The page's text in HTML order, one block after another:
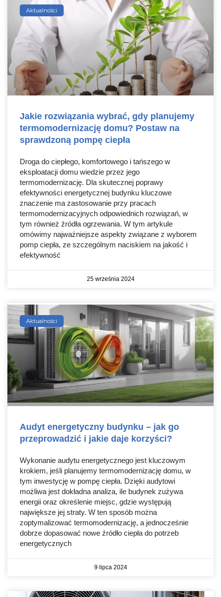
Aktualności
Jakie rozwiązania wybrać, gdy planujemy
termomodernizację domu? Postaw na
sprawdzoną pompę ciepła
Droga do ciepłego, komfortowego i tańszego w
eksploatacji domu wiedzie przez jego
termomodernizację. Dla skutecznej poprawy
efektywności energetycznej budynku kluczowe
znaczenie ma zastosowanie przy pracach
termomodernizacyjnych odpowiednich rozwiązań, w
tym również źródła ogrzewania. W tym artykule
omówimy najważniejsze aspekty związane z wyborem
pomp ciepła, ze szczególnym naciskiem na jakość i
efektywność
25 września 2024
Aktualności
Audyt energetyczny budynku – jak go
przeprowadzić i jakie daje korzyści?
Wykonanie audytu energetycznego jest kluczowym
krokiem, jeśli planujemy termomodernizację domu, w
tym inwestycję w pompę ciepła. Dzięki audytowi
możliwa jest dokładna analiza, ile budynek zużywa
energii oraz określenie miejsc, gdzie występują
największe jej straty. W ten sposób można
zoptymalizować termomodernizację, a jednocześnie
dobrze dopasować nowe źródło ciepła do potrzeb
energetycznych
9 lipca 2024